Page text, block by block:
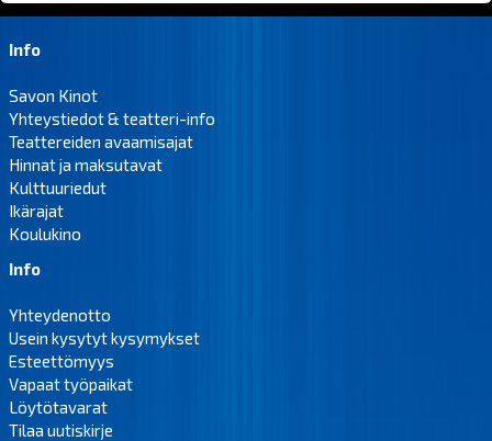
Info
Savon Kinot
Yhteystiedot & teatteri-info
Teattereiden avaamisajat
Hinnat ja maksutavat
Kulttuuriedut
Ikärajat
Koulukino
Info
Yhteydenotto
Usein kysytyt kysymykset
Esteettömyys
Vapaat työpaikat
Löytötavarat
Tilaa uutiskirje